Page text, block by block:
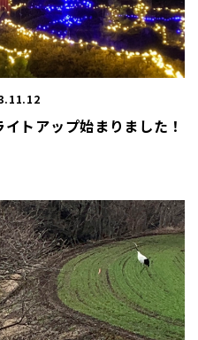
トアップ始まりました！